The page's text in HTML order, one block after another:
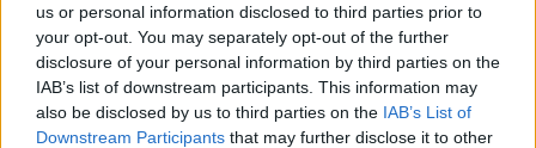
us or personal information disclosed to third parties prior to
your opt-out. You may separately opt-out of the further
disclosure of your personal information by third parties on the
IAB’s list of downstream participants. This information may
also be disclosed by us to third parties on the IAB’s List of
Downstream Participants that may further disclose it to other